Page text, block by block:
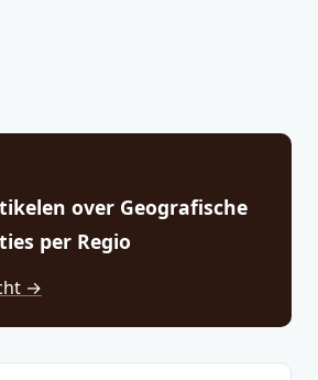
over Geografische
per Regio
→